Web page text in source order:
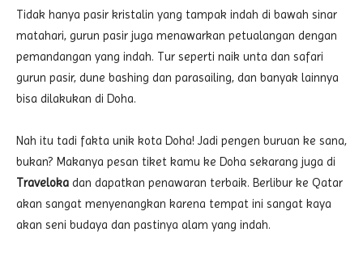
Tidak hanya pasir kristalin yang tampak indah di bawah sinar
matahari, gurun pasir juga menawarkan petualangan dengan
pemandangan yang indah. Tur seperti naik unta dan safari
gurun pasir, dune bashing dan parasailing, dan banyak lainnya
bisa dilakukan di Doha.
Nah itu tadi fakta unik kota Doha! Jadi pengen buruan ke sana,
bukan? Makanya pesan tiket kamu ke Doha sekarang juga di
Traveloka dan dapatkan penawaran terbaik. Berlibur ke Qatar
akan sangat menyenangkan karena tempat ini sangat kaya
akan seni budaya dan pastinya alam yang indah.